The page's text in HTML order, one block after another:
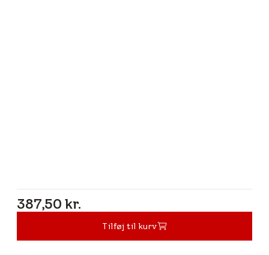
387,50 kr.
387,50 kr.
Tilføj til kurv